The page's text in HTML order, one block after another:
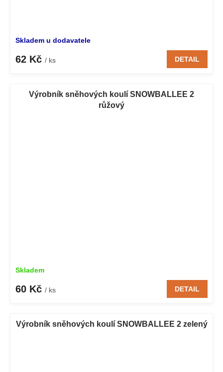
Skladem u dodavatele
62 Kč / ks DETAIL
Výrobník sněhových koulí SNOWBALLEE 2
růžový
Skladem
60 Kč / ks DETAIL
Výrobník sněhových koulí SNOWBALLEE 2 zelený